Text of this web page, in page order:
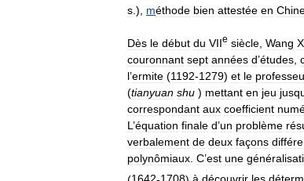
s .), méthode bien attestée en
Dès le début du VIIe siècle Wang
couronnant sept années d’études
l’ermite (1192-1279) et le
(tianyuan shu ) mettant en jeu
correspondant aux coefficient
L ’équation finale d’un problème
verbalement de deux façons
polynômiaux C’est une